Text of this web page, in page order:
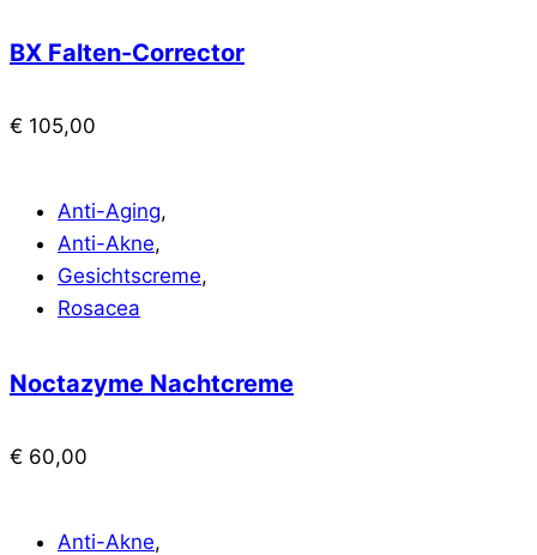
BX Falten-Corrector
€ 105,00
Anti-Aging,
Anti-Akne,
Gesichtscreme,
Rosacea
Noctazyme Nachtcreme
€ 60,00
Anti-Akne,